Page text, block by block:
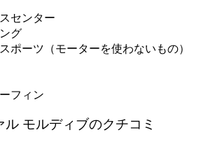
センター
グ
ポーツ（モーターを使わないもの）
フィン
モルディブのクチコミ